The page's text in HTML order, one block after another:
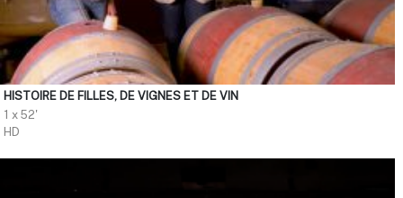
HISTOIRE DE FILLES, DE VIGNES ET DE VIN
1 x 52'
HD